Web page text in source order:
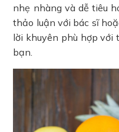
nhẹ nhàng và dễ tiêu
thảo luận với bác sĩ
lời khuyên phù hợp với
bạn.